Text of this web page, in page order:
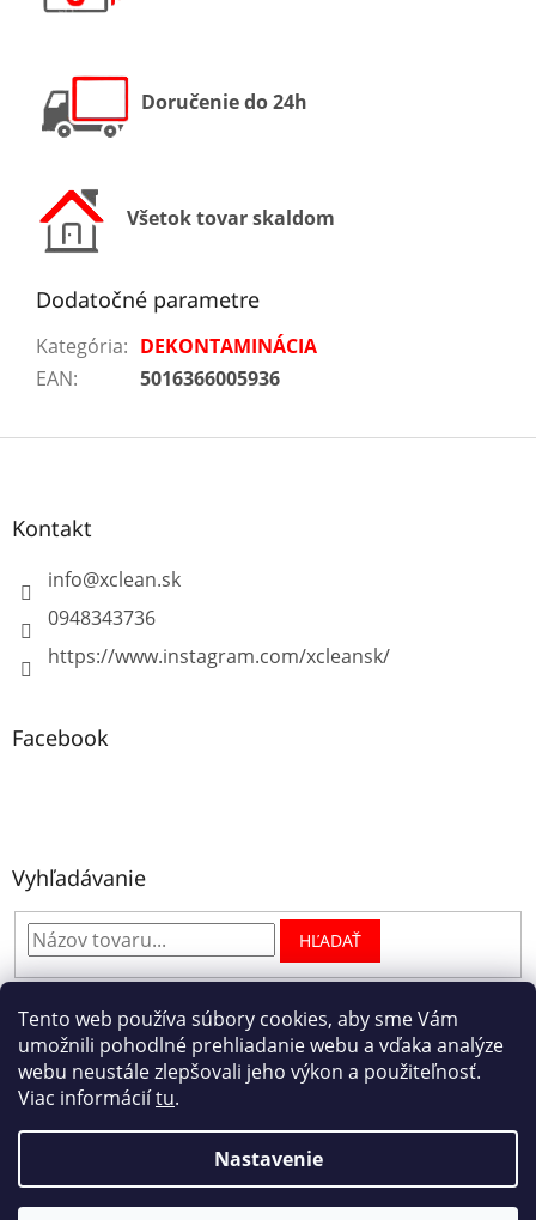
Tento web používa súbory cookies, aby sme Vám
umožnili pohodlné prehliadanie webu a vďaka analýze
webu neustále zlepšovali jeho výkon a použiteľnosť.
Viac informáciítu.
Nastavenie
Doručenie do 24h
Všetok tovar skaldom
Dodatočné parametre
Kategória: DEKONTAMINÁCIA
EAN: 5016366005936
Z
Kontakt
info@xclean.sk
0948343736
https://www.instagram.com/xcleansk/
Facebook
Vyhľadávanie
HĽADAŤ
Facebook
Copyright 2026Xclean autokozmetika. Všetky práva